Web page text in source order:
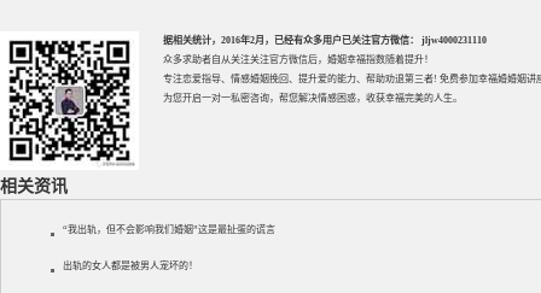
据相关统计，2016年2月，已经有众多用户已关注官方微信： jljw4000231110
众多求助者自从关注关注官方微信后，婚姻幸福指数随着提升！
专注恋爱指导、 情感婚姻挽回 、提升爱的能力、帮助劝退第三者! 免费参加幸福婚婚姻讲
为您开启一对一私密咨询，帮您解决情感困惑，收获幸福完美的人生。
相关资讯
“我出轨，但不会影响我们婚姻”这是最扯蛋的谎言
出轨的女人都是被男人宠坏的！